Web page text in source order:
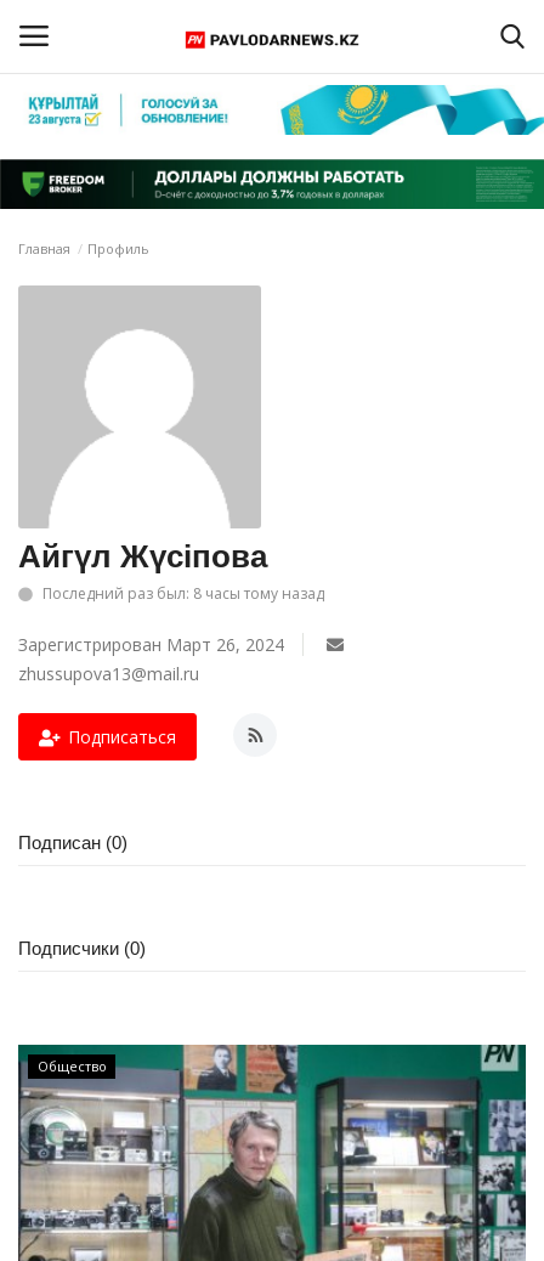
Регистрация
Главная
ПАВЛОДАРСКАЯ ОБЛАСТЬ
КАЗАХСТАН
СПЕЦПРОЕКТЫ
СПОРТ
Чек-лист
РАЗВЛЕЧЕНИЯ
Курултай
Қазақша Русский
Главная Профиль
Айгүл Жүсіпова
Последний раз был: 8 часы тому назад
Зарегистрирован Март 26, 2024
zhussupova13@mail.ru
Подписаться
Подписан (0)
Подписчики (0)
Общество